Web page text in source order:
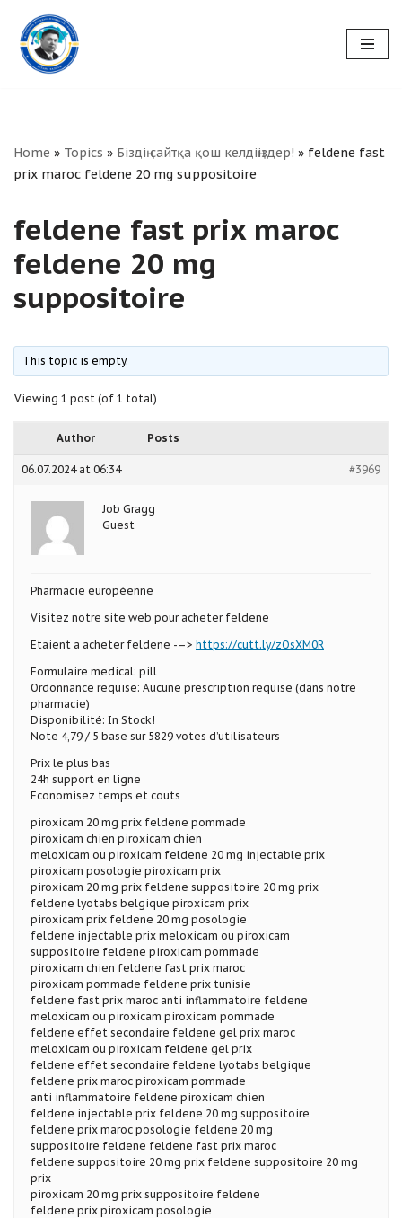
Skip
to
Home » Topics » Біздің сайтқа қош келдіңіздер! » feldene fast
prix maroc feldene 20 mg suppositoire
feldene fast prix maroc
feldene 20 mg
suppositoire
This topic is empty.
Viewing 1 post (of 1 total)
Author Posts
06.07.2024 at 06:34 #3969
Job Gragg
Guest
Pharmacie européenne
Visitez notre site web pour acheter feldene
Etaient a acheter feldene -–> https://cutt.ly/zOsXM0R
Formulaire medical: pill
Ordonnance requise: Aucune prescription requise (dans notre
pharmacie)
Disponibilité: In Stock!
Note 4,79 / 5 base sur 5829 votes d’utilisateurs
Prix le plus bas
24h support en ligne
Economisez temps et couts
piroxicam 20 mg prix feldene pommade
piroxicam chien piroxicam chien
meloxicam ou piroxicam feldene 20 mg injectable prix
piroxicam posologie piroxicam prix
piroxicam 20 mg prix feldene suppositoire 20 mg prix
feldene lyotabs belgique piroxicam prix
piroxicam prix feldene 20 mg posologie
feldene injectable prix meloxicam ou piroxicam
suppositoire feldene piroxicam pommade
piroxicam chien feldene fast prix maroc
piroxicam pommade feldene prix tunisie
feldene fast prix maroc anti inflammatoire feldene
meloxicam ou piroxicam piroxicam pommade
feldene effet secondaire feldene gel prix maroc
meloxicam ou piroxicam feldene gel prix
feldene effet secondaire feldene lyotabs belgique
feldene prix maroc piroxicam pommade
anti inflammatoire feldene piroxicam chien
feldene injectable prix feldene 20 mg suppositoire
feldene prix maroc posologie feldene 20 mg
suppositoire feldene feldene fast prix maroc
feldene suppositoire 20 mg prix feldene suppositoire 20 mg
prix
piroxicam 20 mg prix suppositoire feldene
feldene prix piroxicam posologie